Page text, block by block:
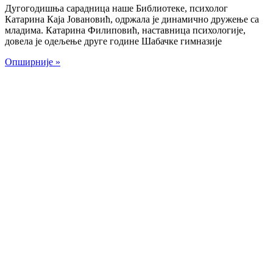
Дугогодишња сарадница наше Библиотеке, психолог
Катарина Каја Јовановић, одржала је динамично дружење са
младима. Катарина Филиповић, наставница психологије,
довела је одељење друге године Шабачке гимназије
Опширније »